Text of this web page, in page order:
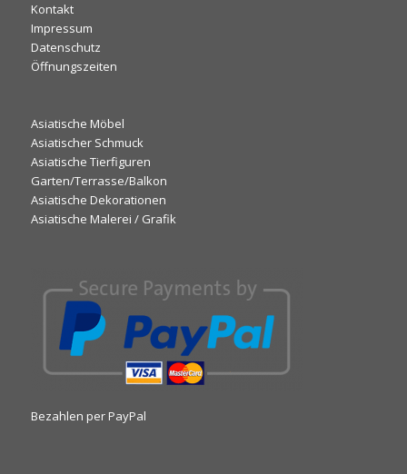
Kontakt
Impressum
Datenschutz
Öffnungszeiten
Asiatische Möbel
Asiatischer Schmuck
Asiatische Tierfiguren
Garten/Terrasse/Balkon
Asiatische Dekorationen
Asiatische Malerei / Grafik
Bezahlen per PayPal